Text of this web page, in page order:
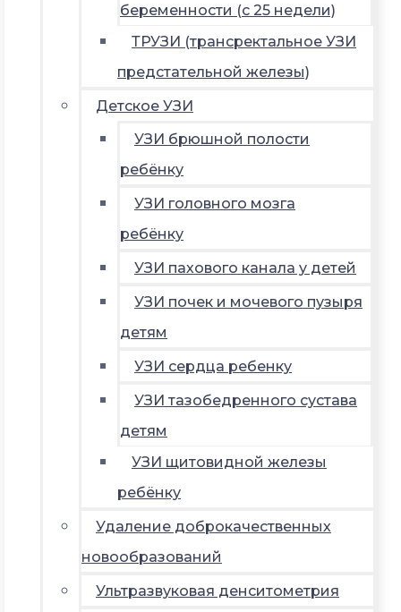
беременности (с 25 недели)
ТРУЗИ (трансректальное УЗИ
предстательной железы)
Детское УЗИ
УЗИ брюшной полости
ребёнку
УЗИ головного мозга
ребёнку
УЗИ пахового канала у детей
УЗИ почек и мочевого пузыря
детям
УЗИ сердца ребенку
УЗИ тазобедренного сустава
детям
УЗИ щитовидной железы
ребёнку
Удаление доброкачественных
новообразований
Ультразвуковая денситометрия